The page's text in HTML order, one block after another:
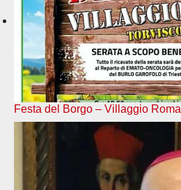
Festa del Borgo – Villaggio Roma